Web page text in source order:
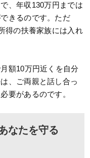
、年収130万円までは
きるのです。ただ
得の扶養家族には入れ
額10万円近くを自分
、ご両親と話し合っ
要があるのです。
なたを守る